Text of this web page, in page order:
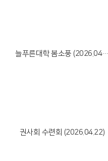
늘푸른대학 봄소풍 (2026.04.30)
권사회 수련회 (2026.04.22)